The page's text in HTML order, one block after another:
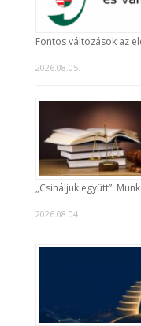
Fontos változások az
2026.08.05.
„Csináljuk együtt”:
2026.08.04.